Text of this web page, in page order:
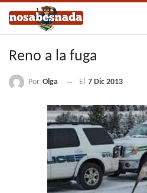
Reno a la fuga
Por Olga El 7 Dic 2013